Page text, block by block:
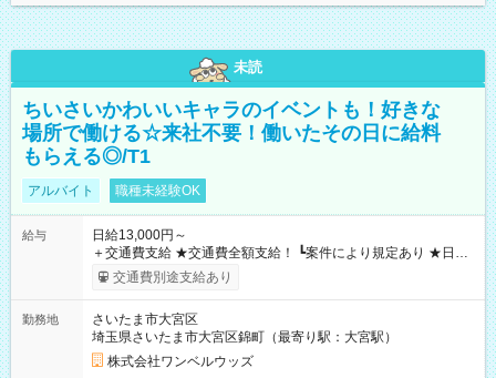
未読
ちいさいかわいいキャラのイベントも！好きな
場所で働ける☆来社不要！働いたその日に給料
もらえる◎/T1
アルバイト 職種未経験OK
給与
日給13,000円～
＋交通費支給 ★交通費全額支給！ ┗案件により規定あり ★日払
いOK！（規定あり） ┗働いたその日に現金GET♪ お仕事後はコ
ンビニATMから 日払い分を引き落とせます！ 【試用期間】試
交通費別途支給あり
勤務地
さいたま市大宮区
埼玉県さいたま市大宮区錦町（最寄り駅：大宮駅）
株式会社ワンベルウッズ